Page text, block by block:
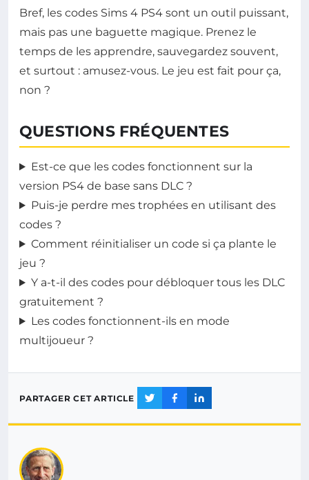
Bref, les codes Sims 4 PS4 sont un outil puissant,
mais pas une baguette magique. Prenez le
temps de les apprendre, sauvegardez souvent,
et surtout : amusez-vous. Le jeu est fait pour ça,
non ?
QUESTIONS FRÉQUENTES
Est-ce que les codes fonctionnent sur la
version PS4 de base sans DLC ?
Puis-je perdre mes trophées en utilisant des
codes ?
Comment réinitialiser un code si ça plante le
jeu ?
Y a-t-il des codes pour débloquer tous les DLC
gratuitement ?
Les codes fonctionnent-ils en mode
multijoueur ?
PARTAGER CET ARTICLE